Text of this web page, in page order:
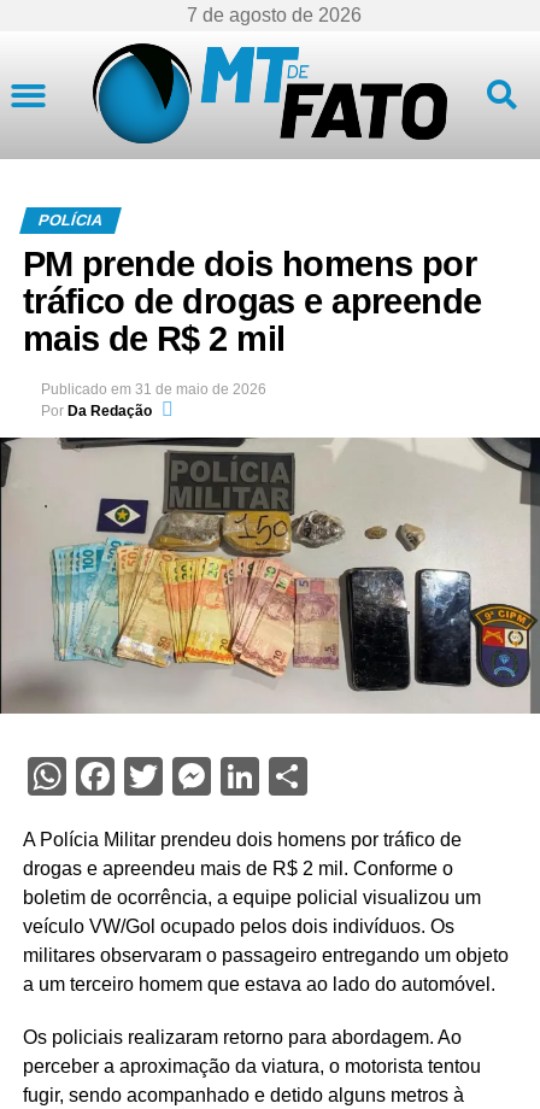
7 de agosto de 2026
POLÍCIA
PM prende dois homens por
tráfico de drogas e apreende
mais de R$ 2 mil
Publicado em 31 de maio de 2026
Por Da Redação
WhatsApp
Facebook
TwitterMessenger
LinkedIn
A Polícia Militar prendeu dois homens por tráfico de
drogas e apreendeu mais de R$ 2 mil. Conforme o
boletim de ocorrência, a equipe policial visualizou um
veículo VW/Gol ocupado pelos dois indivíduos. Os
militares observaram o passageiro entregando um objeto
a um terceiro homem que estava ao lado do automóvel.
Os policiais realizaram retorno para abordagem. Ao
perceber a aproximação da viatura, o motorista tentou
fugir, sendo acompanhado e detido alguns metros à